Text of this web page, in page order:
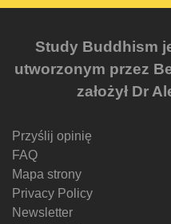
Study Buddhism
utworzonym przez
założył Dr
Przyślij opinię
FAQ
Mapa strony
Privacy Policy
Newsletter